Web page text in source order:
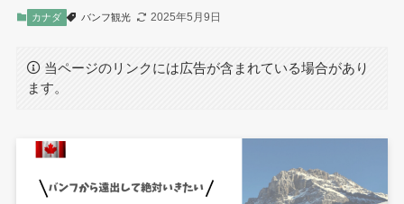
カナダ バンフ観光 2025年5月9日
当ページのリンクには広告が含まれている場合があり
ます。